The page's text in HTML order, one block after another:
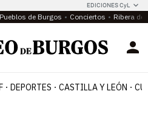
EDICIONES CyL
Pueblos de Burgos Conciertos Ribera del
DEPORTES CASTILLA Y LEÓN